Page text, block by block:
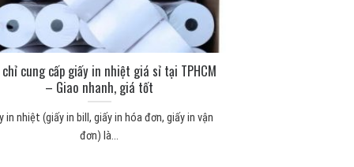
cung cấp giấy in nhiệt giá sỉ tại TPHCM
– Giao nhanh, giá tốt
in nhiệt (giấy in bill, giấy in hóa đơn, giấy in vận
đơn) là...